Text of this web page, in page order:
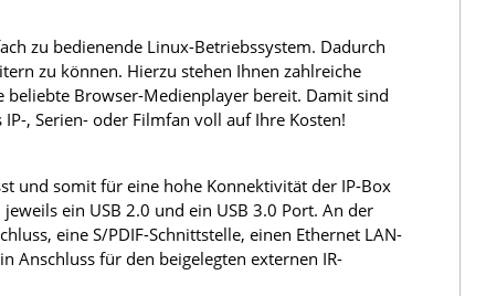
zu bedienende Linux-Betriebssystem. Dadurch
zu können. Hierzu stehen Ihnen zahlreiche
beliebte Browser-Medienplayer bereit. Damit sind
, Serien- oder Filmfan voll auf Ihre Kosten!
und somit für eine hohe Konnektivität der IP-Box
ein USB 2.0 und ein USB 3.0 Port. An der
eine S/PDIF-Schnittstelle, einen Ethernet LAN-
Anschluss für den beigelegten externen IR-